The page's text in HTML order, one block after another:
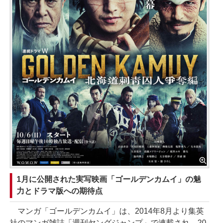
1月に公開された実写映画「ゴールデンカムイ」の魅
力とドラマ版への期待点
マンガ「ゴールデンカムイ」は、2014年8月より集英